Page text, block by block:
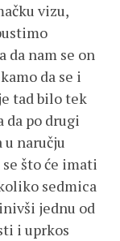
vizu,
da nam se on
da se i
tad bilo tek
da po drugi
u naručju
što će imati
sedmica
jednu od
i uprkos